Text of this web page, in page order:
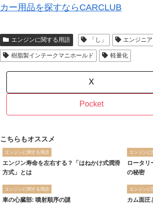
カー用品を探すならCARCLUB
エンジンに関する用語 「し」 エンジニ
樹脂製インテークマニホールド 軽量化
X
Pocket
こちらもオススメ
エンジンに関する用語
エンジン寿命を左右する？「はねかけ式潤滑
方式」とは
エンジンに
ロータリ
の秘密
エンジンに関する用語
車の心臓部: 噴射順序の謎
エンジンに
カム面圧